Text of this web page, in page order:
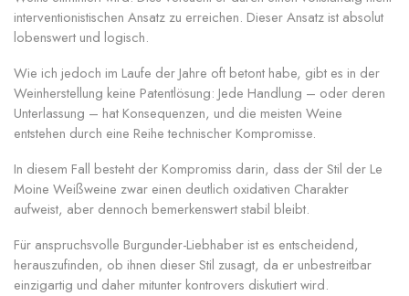
interventionistischen Ansatz zu erreichen. Dieser Ansatz ist absolut
lobenswert und logisch.
Wie ich jedoch im Laufe der Jahre oft betont habe, gibt es in der
Weinherstellung keine Patentlösung: Jede Handlung – oder deren
Unterlassung – hat Konsequenzen, und die meisten Weine
entstehen durch eine Reihe technischer Kompromisse.
In diesem Fall besteht der Kompromiss darin, dass der Stil der Le
Moine Weißweine zwar einen deutlich oxidativen Charakter
aufweist, aber dennoch bemerkenswert stabil bleibt.
Für anspruchsvolle Burgunder-Liebhaber ist es entscheidend,
herauszufinden, ob ihnen dieser Stil zusagt, da er unbestreitbar
einzigartig und daher mitunter kontrovers diskutiert wird.